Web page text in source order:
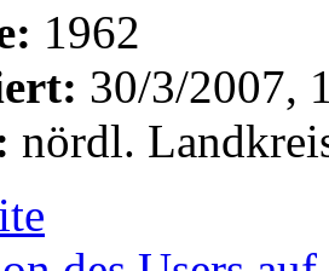
1962
30/3/2007,
nördl.